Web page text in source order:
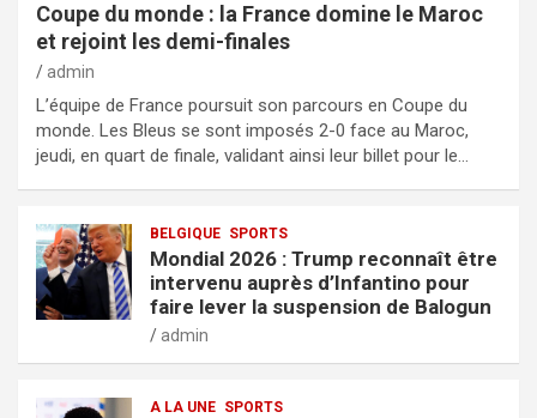
Coupe du monde : la France domine le Maroc
et rejoint les demi-finales
admin
L’équipe de France poursuit son parcours en Coupe du
monde. Les Bleus se sont imposés 2-0 face au Maroc,
jeudi, en quart de finale, validant ainsi leur billet pour le…
BELGIQUE SPORTS
Mondial 2026 : Trump reconnaît être
intervenu auprès d’Infantino pour
faire lever la suspension de Balogun
admin
A LA UNE SPORTS